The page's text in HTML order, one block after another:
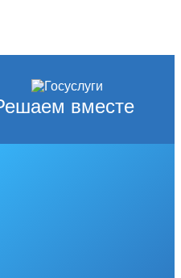
вместе